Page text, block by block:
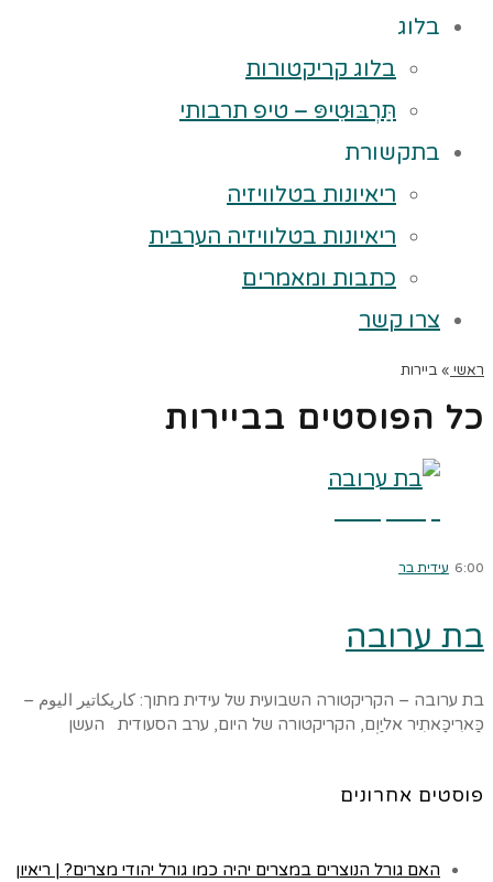
בלוג
בלוג קריקטורות
תַּרְבּוּטִיפּ – טיפ תרבותי
בתקשורת
ריאיונות בטלוויזיה
ריאיונות בטלוויזיה הערבית
כתבות ומאמרים
צרו קשר
ראשי » ביירות
כל הפוסטים בביירות
6:00 עידית בר
בת ערובה
בת ערובה – הקריקטורה השבועית של עידית מתוך: كاريكاتير اليوم –
כַּארִיכַּאתִיר אליַוְם, הקריקטורה של היום, ערב הסעודית העשן
פוסטים אחרונים
האם גורל הנוצרים במצרים יהיה כמו גורל יהודי מצרים? | ריאיון